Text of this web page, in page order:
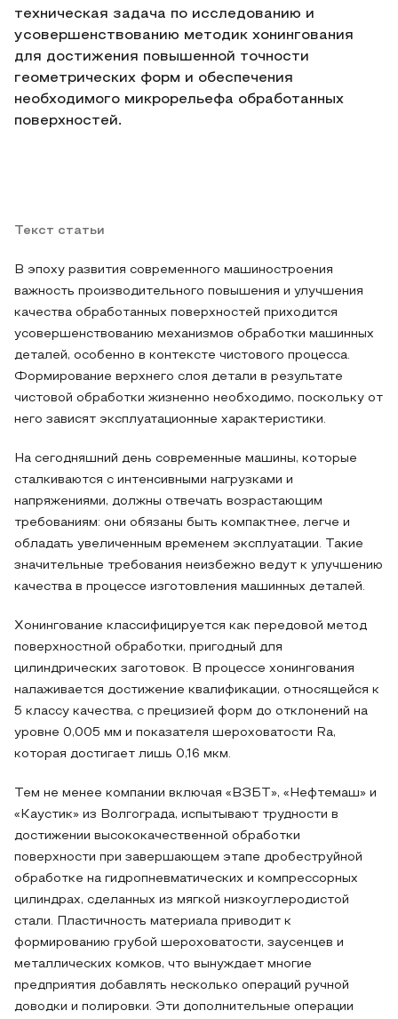
техническая задача по исследованию и
усовершенствованию методик хонингования
для достижения повышенной точности
геометрических форм и обеспечения
необходимого микрорельефа обработанных
поверхностей.
Текст статьи
В эпоху развития современного машиностроения
важность производительного повышения и улучшения
качества обработанных поверхностей приходится
усовершенствованию механизмов обработки машинных
деталей, особенно в контексте чистового процесса.
Формирование верхнего слоя детали в результате
чистовой обработки жизненно необходимо, поскольку от
него зависят эксплуатационные характеристики.
На сегодняшний день современные машины, которые
сталкиваются с интенсивными нагрузками и
напряжениями, должны отвечать возрастающим
требованиям: они обязаны быть компактнее, легче и
обладать увеличенным временем эксплуатации. Такие
значительные требования неизбежно ведут к улучшению
качества в процессе изготовления машинных деталей.
Хонингование классифицируется как передовой метод
поверхностной обработки, пригодный для
цилиндрических заготовок. В процессе хонингования
налаживается достижение квалификации, относящейся к
5 классу качества, с прецизией форм до отклонений на
уровне 0,005 мм и показателя шероховатости Ra,
которая достигает лишь 0,16 мкм.
Тем не менее компании включая «ВЗБТ», «Нефтемаш» и
«Каустик» из Волгограда, испытывают трудности в
достижении высококачественной обработки
поверхности при завершающем этапе дробеструйной
обработке на гидропневматических и компрессорных
цилиндрах, сделанных из мягкой низкоуглеродистой
стали. Пластичность материала приводит к
формированию грубой шероховатости, заусенцев и
металлических комков, что вынуждает многие
предприятия добавлять несколько операций ручной
доводки и полировки. Эти дополнительные операции